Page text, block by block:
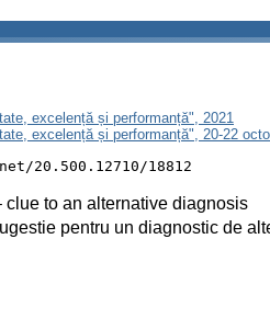
excelență și performanță", 2021
excelență și performanță", 20-22
20.500.12710/18812
to an alternative diagnosis
pentru un diagnostic de